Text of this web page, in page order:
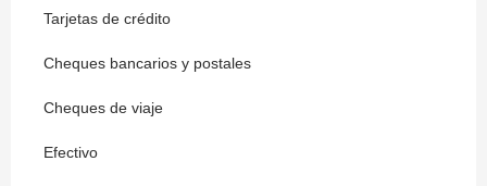
Tarjetas de crédito
Cheques bancarios y postales
Cheques de viaje
Efectivo